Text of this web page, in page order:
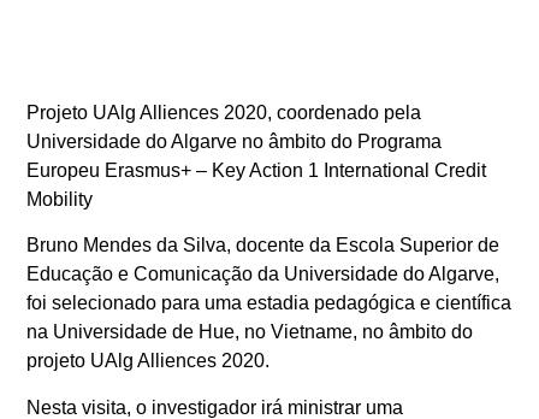
Projeto UAlg Alliences 2020, coordenado pela
Universidade do Algarve no âmbito do Programa
Europeu Erasmus+ – Key Action 1 International Credit
Mobility
Bruno Mendes da Silva, docente da Escola Superior de
Educação e Comunicação da Universidade do Algarve,
foi selecionado para uma estadia pedagógica e científica
na Universidade de Hue, no Vietname, no âmbito do
projeto UAlg Alliences 2020.
Nesta visita, o investigador irá ministrar uma